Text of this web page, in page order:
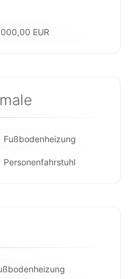
EUR
Fußbodenheizung
Personenfahrstuhl